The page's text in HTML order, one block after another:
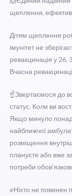
щеплення,
Дітям щеплення
імунітет не
ревакцинація у 26,
Вчасна
☝️Звертаємося до
статус. Коли ви
Якщо минуло понад
найближчої
розміщення
плануєте або вже
потреби
✊Ніхто не повинен